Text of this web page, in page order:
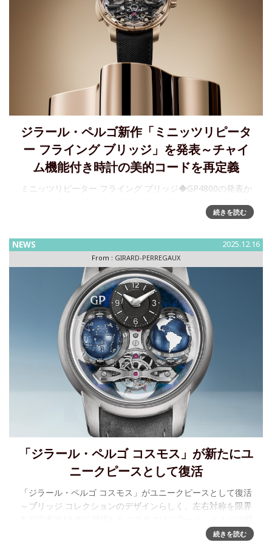
ジラール・ペルゴ新作「ミニッツリピータ
ー フライング ブリッジ」を発表～チャイ
ム機能付き時計の美的コードを再定義
ミニッツリピーター フライング ブリッジ◆GP4800の発表か
全に開発・製造を行った第 3 の最高級の新型キャリバー、
続きを読む
NEWS 2025.12.16
From : GIRARD-PERREGAUX
「ジラール・ペルゴ コスモス」が新たにユ
ニークピースとして復活
「ジラール・ペルゴ コスモス」がユニークピースとして復活
～ブリッジ コレクションのデザインらしく、左右対称を限界
計製造に関する優れた技術を遺憾なく発揮したモデルです。
続きを読む